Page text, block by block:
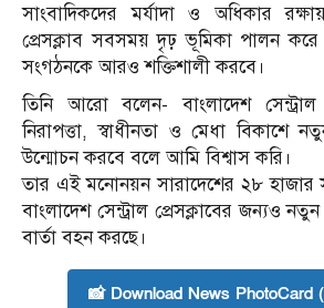
সাংবাদিকদের মর্যাদা ও অধিকার
প্রেসক্লাব সবসময় দৃঢ় ভূমিকা পালন
সংগঠনকে আরও শক্তিশালী করবে।
তিনি আরো বলেন- বাংলাদেশ সেন্ট্রাল
নিরাপত্তা, স্বাধীনতা ও মেধা বিকাশে
উন্মোচন করবে বলে আমি বিশ্বাস করি।
তার এই মনোনয়ন সারাদেশের ২৮ হাজার
বাংলাদেশ সেন্ট্রাল প্রেসক্লাবের জন্যও
বার্তা বহন করছে।
📸 Download News PhotoCard